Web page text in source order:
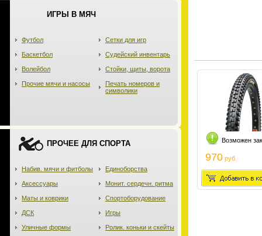
ИГРЫ В МЯЧ
Футбол
Баскетбол
Волейбол
Прочие мячи и насосы
Сетки для игр
Судейский инвентарь
Стойки, щиты, ворота
Печать номеров и
символики
ПРОЧЕЕ ДЛЯ СПОРТА
Набив. мячи и фитболы
Аксессуары
Маты и коврики
ДСК
Уличные формы
Единоборства
Монит. сердечн. ритма
Спортоборудование
Игры
Ролик. коньки и скейты
Возможен
970 руб.